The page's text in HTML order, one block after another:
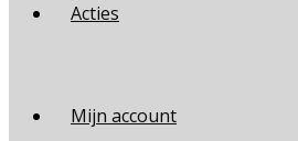
Acties
Mijn account